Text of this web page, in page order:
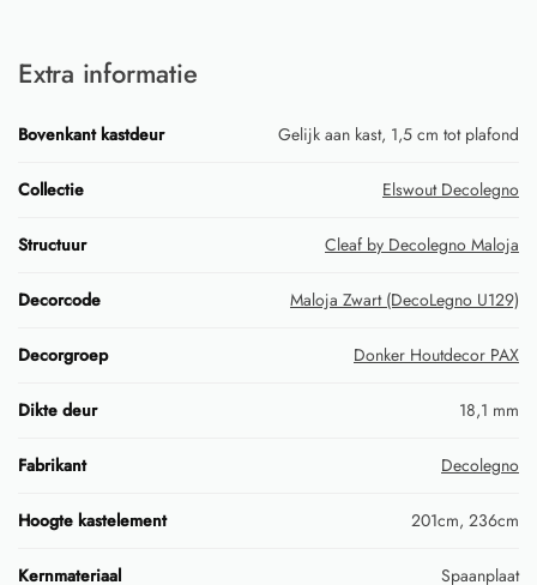
Extra informatie
Bovenkant kastdeur Gelijk aan kast, 1,5 cm tot plafond
Collectie Elswout Decolegno
Structuur Cleaf by Decolegno Maloja
Decorcode Maloja Zwart (DecoLegno U129)
Decorgroep Donker Houtdecor PAX
Dikte deur 18,1 mm
Fabrikant Decolegno
Hoogte kastelement 201cm, 236cm
Kernmateriaal Spaanplaat